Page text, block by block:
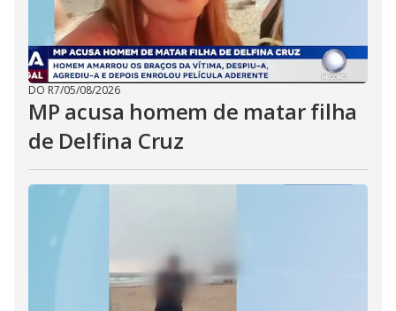
DO R7/05/08/2026
MP acusa homem de matar filha
de Delfina Cruz